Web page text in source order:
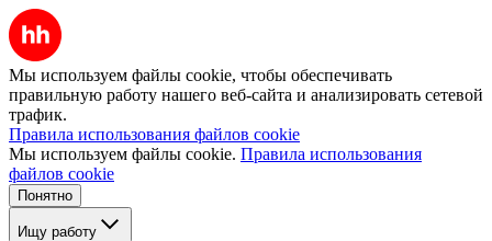
Мы используем файлы cookie, чтобы обеспечивать
правильную работу нашего веб-сайта и анализировать сетевой
трафик.
Правила использования файлов cookie
Мы используем файлы cookie. Правила использования
файлов cookie
Понятно
Ищу работу